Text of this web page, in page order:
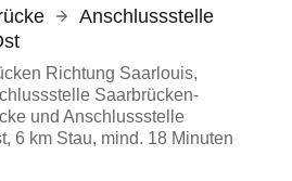
Anschlussstelle
Richtung Saarlouis,
Saarbrücken-
und Anschlussstelle
6 km Stau, mind. 18 Minuten